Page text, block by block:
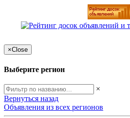
×Close
Выберите регион
×
Вернуться назад
Объявления из всех регионов